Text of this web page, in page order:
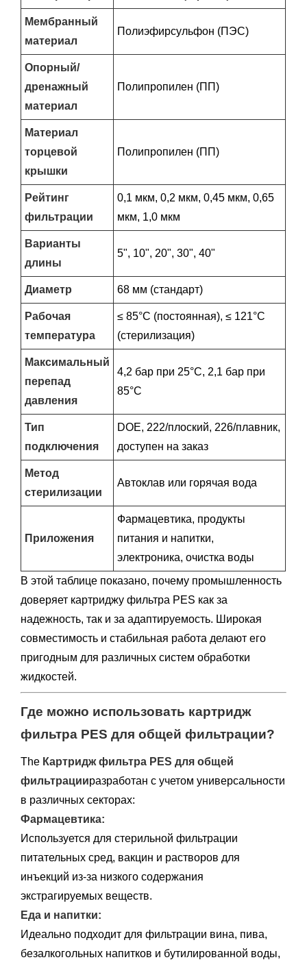
Мембранный
материал
Полиэфирсульфон (ПЭС)
Опорный/
дренажный
материал
Полипропилен (ПП)
Материал
торцевой
крышки
Полипропилен (ПП)
Рейтинг
фильтрации
0,1 мкм, 0,2 мкм, 0,45 мкм, 0,65
мкм, 1,0 мкм
Варианты
длины
5", 10", 20", 30", 40"
Диаметр 68 мм (стандарт)
Рабочая
температура
≤ 85°C (постоянная), ≤ 121°C
(стерилизация)
Максимальный
перепад
давления
4,2 бар при 25°C, 2,1 бар при
85°C
Тип
подключения
DOE, 222/плоский, 226/плавник,
доступен на заказ
Метод
стерилизации
Автоклав или горячая вода
Приложения
Фармацевтика, продукты
питания и напитки,
электроника, очистка воды
В этой таблице показано, почему промышленность
доверяет картриджу фильтра PES как за
надежность, так и за адаптируемость. Широкая
совместимость и стабильная работа делают его
пригодным для различных систем обработки
жидкостей.
Где можно использовать картридж
фильтра PES для общей фильтрации?
The Картридж фильтра PES для общей
фильтрацииразработан с учетом универсальности
в различных секторах:
Фармацевтика:
Используется для стерильной фильтрации
питательных сред, вакцин и растворов для
инъекций из-за низкого содержания
экстрагируемых веществ.
Еда и напитки:
Идеально подходит для фильтрации вина, пива,
безалкогольных напитков и бутилированной воды,